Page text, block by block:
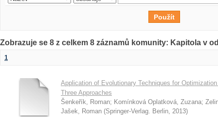
Zobrazuje se 8 z celkem 8 záznamů komunity: Kapitola v
1
Application of Evolutionary Techniques for
Three Approaches
Šenkeřík, Roman; Komínková Oplatková, Zuzana;
Jašek, Roman (Springer-Verlag. Berlin, 2013)